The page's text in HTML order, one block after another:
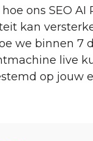
ons SEO
kan
we binnen 7
live
op jouw